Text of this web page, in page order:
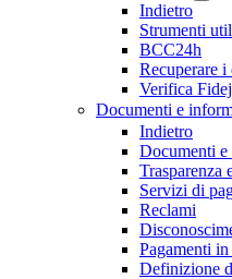
Indietro
Strumenti
BCC24h
Recuperare
Verifica
Documenti e
Indietro
Documenti
Trasparenza
Servizi di
Reclami
Pagamenti in
Definizione